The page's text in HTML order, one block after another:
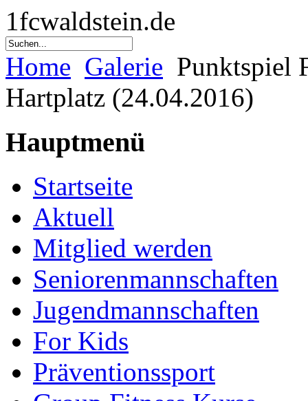
1fcwaldstein.de
Home Galerie Punktspiel
Hartplatz (24.04.2016)
Hauptmenü
Startseite
Aktuell
Mitglied werden
Seniorenmannschaften
Jugendmannschaften
For Kids
Präventionssport